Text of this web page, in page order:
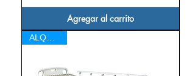
Agregar al carrito